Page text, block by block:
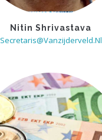
Nitin Shrivastava
Secretaris@vanzijderveld.nl